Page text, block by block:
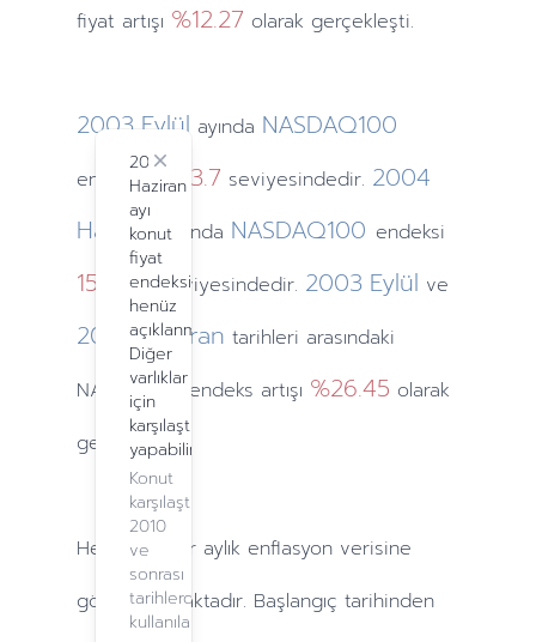
fiyat artışı %12.27 olarak gerçekleşti.
2024
Haziran
ayı
konut
fiyat
endeksi
henüz
açıklanmadı.
Diğer
varlıklar
için
karşılaştırma
yapabilirsiniz.
Konut
karşılaştırma,
2010
ve
sonrası
tarihlerde
kullanılabilir.
Close
2003 Eylül ayında NASDAQ100
endeksi1303.7 seviyesindedir. 2004
Haziran ayında NASDAQ100 endeksi
1516.64seviyesindedir. 2003 Eylül ve
2004 Haziran tarihleri arasındaki
NASDAQ100 endeks artışı %26.45 olarak
gerçekleşti.
Hesaplamalar aylık enflasyon verisine
göre yapılmaktadır. Başlangıç tarihinden